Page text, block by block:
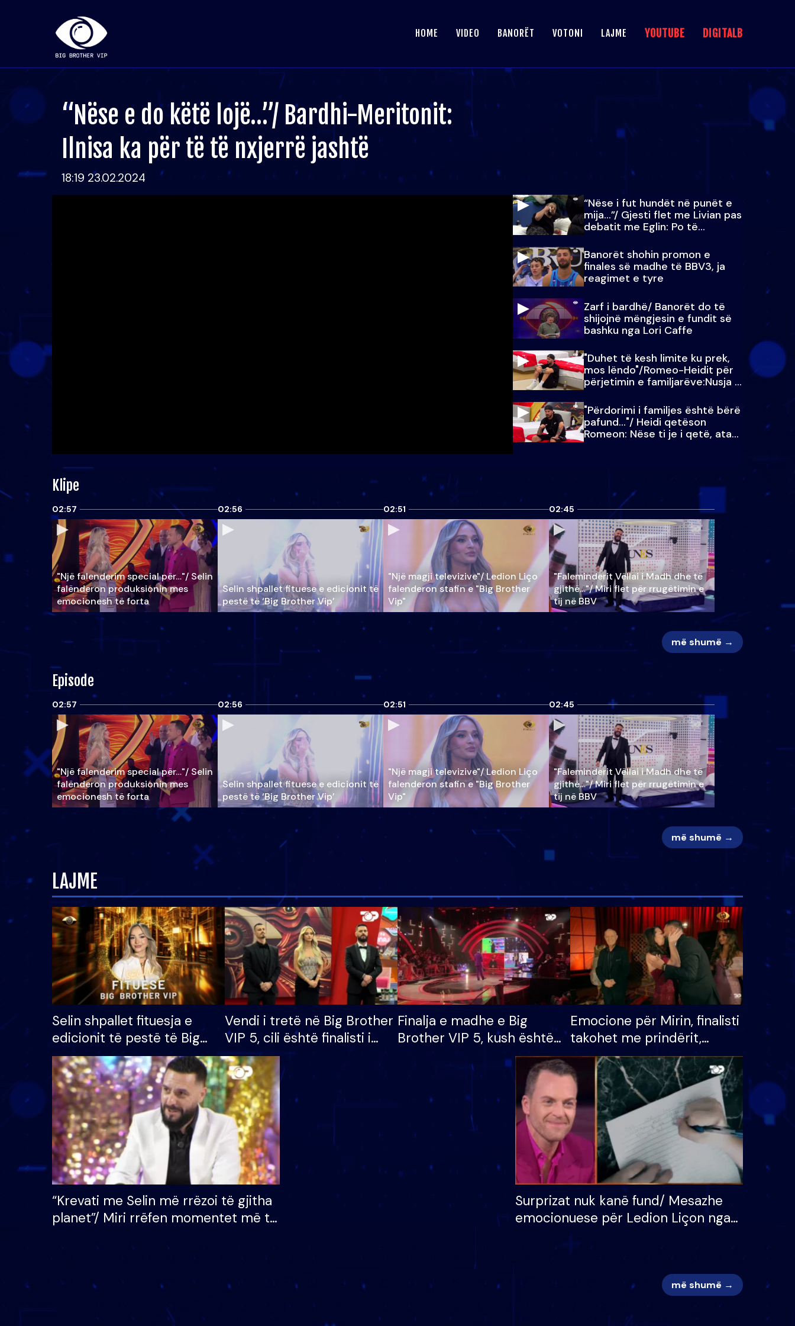
HOME VIDEO BANORËT VOTONI LAJME YOUTUBE DIGITALB
“Nëse e do këtë lojë…”/ Bardhi-Meritonit:
Ilnisa ka për të të nxjerrë jashtë
18:19 23.02.2024
“Nëse i fut hundët në punët e
mija…”/ Gjesti flet me Livian pas
debatit me Eglin: Po të
paralajmëroj
Banorët shohin promon e
finales së madhe të BBV3, ja
reagimet e tyre
Zarf i bardhë/ Banorët do të
shijojnë mëngjesin e fundit së
bashku nga Lori Caffe
"Duhet të kesh limite ku prek,
mos lëndo"/Romeo-Heidit për
përjetimin e familjarëve:Nusja e
Julit…
"Përdorimi i familjes është bërë
pafund…"/ Heidi qetëson
Romeon: Nëse ti je i qetë, ata
qetësohen
Klipe
02:57
"Një falenderim special për…"/ Selin
falënderon produksionin mes
emocionesh të forta
02:56
Selin shpallet fituese e edicionit të
pestë të ‘Big Brother Vip’
02:51
"Një magji televizive"/ Ledion Liço
falenderon stafin e "Big Brother
Vip"
02:45
"Faleminderit Vëllai i Madh dhe të
gjithë…"/ Miri flet për rrugëtimin e
tij në BBV
më shumë →
Episode
02:57
"Një falenderim special për…"/ Selin
falënderon produksionin mes
emocionesh të forta
02:56
Selin shpallet fituese e edicionit të
pestë të ‘Big Brother Vip’
02:51
"Një magji televizive"/ Ledion Liço
falenderon stafin e "Big Brother
Vip"
02:45
"Faleminderit Vëllai i Madh dhe të
gjithë…"/ Miri flet për rrugëtimin e
tij në BBV
më shumë →
LAJME
Selin shpallet fituesja e
edicionit të pestë të Big
Brother VIP, rrëmben
çmimin e madh prej 100
mijë eurosh
Vendi i tretë në Big Brother
VIP 5, cili është finalisti i
radhës që lë shtëpinë
Finalja e madhe e Big
Brother VIP 5, kush është
banori i parë që lë shtëpinë
dhe humb mundësinë për
të fituar çmimin e madh
Emocione për Mirin, finalisti
takohet me prindërit,
vajzën dhe bashkëshorten:
S’kemi ndonjë letër divorci
apo jo?
“Krevati me Selin më rrëzoi të gjitha
planet”/ Miri rrëfen momentet më të
mungojë zilja e mëngjesit kur…
Surprizat nuk kanë fund/ Mesazhe
emocionuese për Ledion Liçon nga
më shumë →